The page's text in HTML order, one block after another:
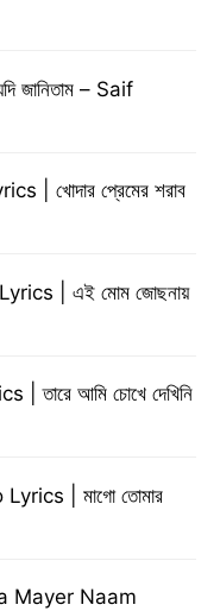
– Saif
খোদার প্রেমের শরাব
| এই মোম জোছনায়
আমি চোখে দেখিনি
| মাগো তোমার
Mayer Naam